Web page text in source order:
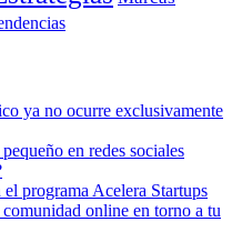
ya no ocurre exclusivamente
en redes sociales
programa Acelera Startups
online en torno a tu